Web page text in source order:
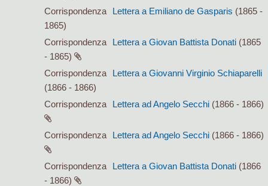
Corrispondenza
Lettera a Emiliano de Gasparis (1865 -
1865)
Corrispondenza
Lettera a Giovan Battista Donati (1865
- 1865)
Corrispondenza
Lettera a Giovanni Virginio Schiaparelli
(1866 - 1866)
Corrispondenza
Lettera ad Angelo Secchi (1866 - 1866)
Corrispondenza Lettera ad Angelo Secchi (1866 - 1866)
Corrispondenza Lettera a Giovan Battista Donati (1866
- 1866)